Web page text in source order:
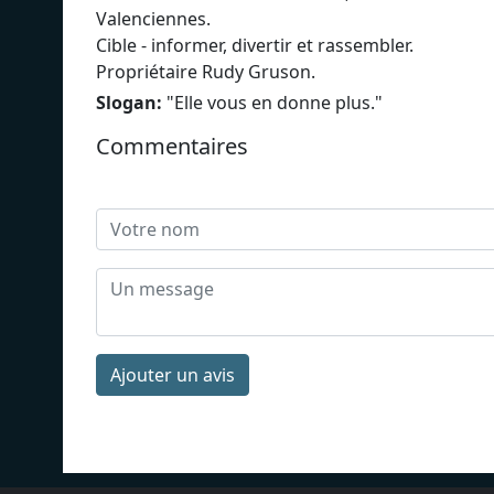
Valenciennes.
Cible - informer, divertir et rassembler.
Propriétaire Rudy Gruson.
Slogan: "Elle vous en donne plus."
Commentaires
Ajouter un avis